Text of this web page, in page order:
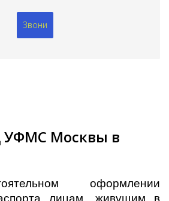
Звони
Москвы в
оформлении
лицам, живущим в